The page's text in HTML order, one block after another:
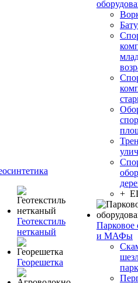
Геотекстиль
нетканый
Георешетка
+
Парковое
и МАФы